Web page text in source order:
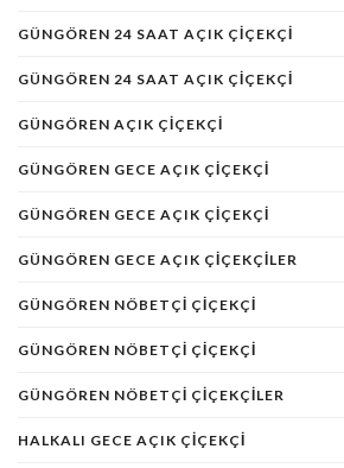
GÜNGÖREN 24 SAAT AÇIK ÇIÇEKÇI
GÜNGÖREN 24 SAAT AÇIK ÇIÇEKÇI
GÜNGÖREN AÇIK ÇIÇEKÇI
GÜNGÖREN GECE AÇIK ÇIÇEKÇI
GÜNGÖREN GECE AÇIK ÇIÇEKÇI
GÜNGÖREN GECE AÇIK ÇIÇEKÇILER
GÜNGÖREN NÖBETÇI ÇIÇEKÇI
GÜNGÖREN NÖBETÇİ ÇİÇEKÇİ
GÜNGÖREN NÖBETÇI ÇIÇEKÇILER
HALKALI GECE AÇIK ÇIÇEKÇI